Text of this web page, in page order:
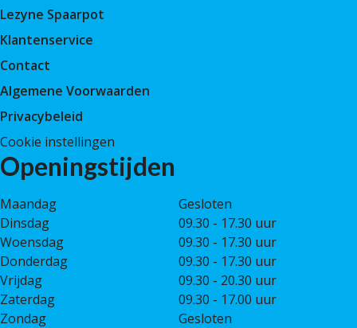
Lezyne Spaarpot
Klantenservice
Contact
Algemene Voorwaarden
Privacybeleid
Cookie instellingen
Openingstijden
Maandag
Gesloten
Dinsdag
09.30 - 17.30 uur
Woensdag
09.30 - 17.30 uur
Donderdag
09.30 - 17.30 uur
Vrijdag
09.30 - 20.30 uur
Zaterdag
09.30 - 17.00 uur
Zondag
Gesloten